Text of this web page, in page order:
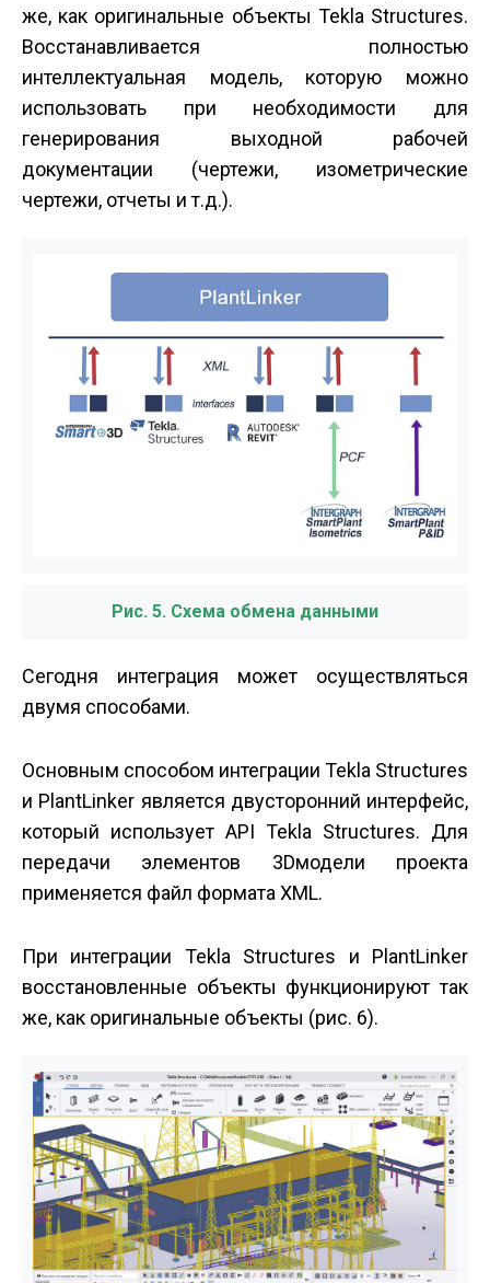
же, как оригинальные объекты Tekla Structures.
Восстанавливается полностью
интеллектуальная модель, которую можно
использовать при необходимости для
генерирования выходной рабочей
документации (чертежи, изометрические
чертежи, отчеты и т.д.).
Рис. 5. Схема обмена данными
Сегодня интеграция может осуществляться
двумя способами.
Основным способом интеграции Tekla Structures
и PlantLinker является двусторонний интерфейс,
который использует API Tekla Structures. Для
передачи элементов 3D­модели проекта
применяется файл формата XML.
При интеграции Tekla Structures и PlantLinker
восстановленные объекты функционируют так
же, как оригинальные объекты (рис. 6).